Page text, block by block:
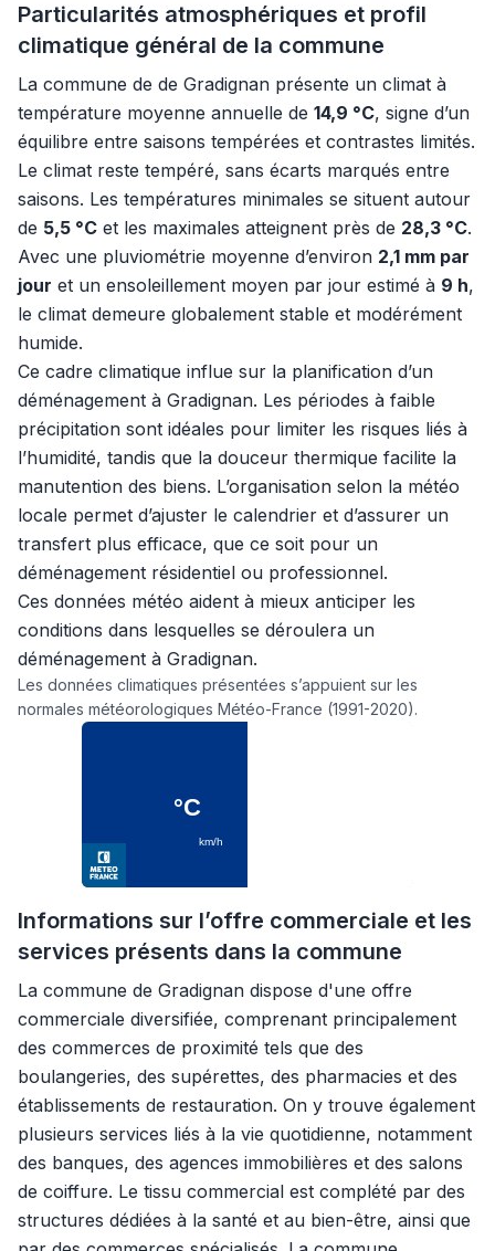
Particularités atmosphériques et profil
climatique général de la commune
La commune de de Gradignan présente un climat à
température moyenne annuelle de 14,9 °C, signe d’un
équilibre entre saisons tempérées et contrastes limités.
Le climat reste tempéré, sans écarts marqués entre
saisons. Les températures minimales se situent autour
de 5,5 °C et les maximales atteignent près de 28,3 °C.
Avec une pluviométrie moyenne d’environ 2,1 mm par
jour et un ensoleillement moyen par jour estimé à 9 h,
le climat demeure globalement stable et modérément
humide.
Ce cadre climatique influe sur la planification d’un
déménagement à Gradignan. Les périodes à faible
précipitation sont idéales pour limiter les risques liés à
l’humidité, tandis que la douceur thermique facilite la
manutention des biens. L’organisation selon la météo
locale permet d’ajuster le calendrier et d’assurer un
transfert plus efficace, que ce soit pour un
déménagement résidentiel ou professionnel.
Ces données météo aident à mieux anticiper les
conditions dans lesquelles se déroulera un
déménagement à Gradignan.
Les données climatiques présentées s’appuient sur les
normales météorologiques Météo-France (1991-2020).
Informations sur l’offre commerciale et les
services présents dans la commune
La commune de Gradignan dispose d'une offre
commerciale diversifiée, comprenant principalement
des commerces de proximité tels que des
boulangeries, des supérettes, des pharmacies et des
établissements de restauration. On y trouve également
plusieurs services liés à la vie quotidienne, notamment
des banques, des agences immobilières et des salons
de coiffure. Le tissu commercial est complété par des
structures dédiées à la santé et au bien-être, ainsi que